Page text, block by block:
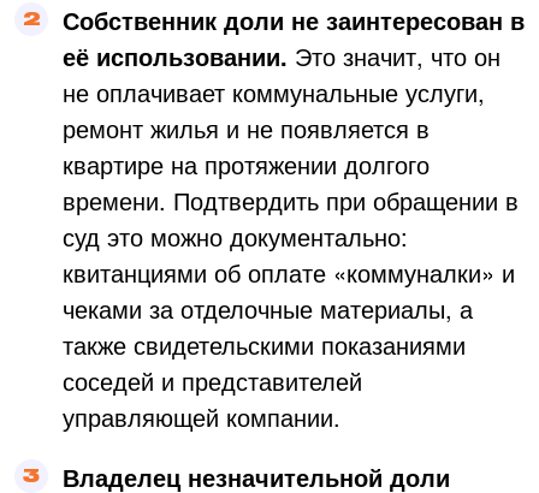
Собственник доли не заинтересован в
её использовании. Это значит, что он
не оплачивает коммунальные услуги,
ремонт жилья и не появляется в
квартире на протяжении долгого
времени. Подтвердить при обращении в
суд это можно документально:
квитанциями об оплате «коммуналки» и
чеками за отделочные материалы, а
также свидетельскими показаниями
соседей и представителей
управляющей компании.
Владелец незначительной доли